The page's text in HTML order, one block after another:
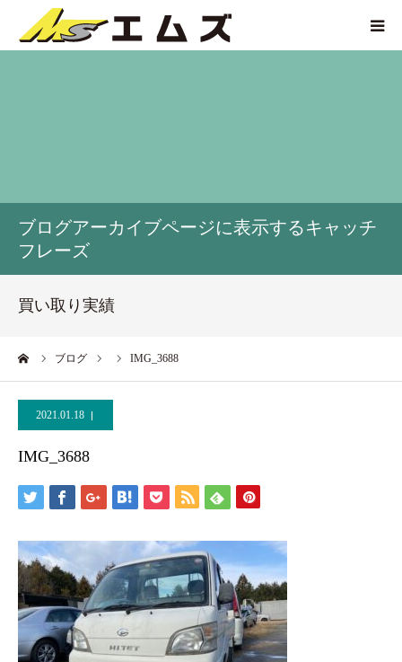
ブログアーカイブページに表示するキャッチ
フレーズ
買い取り実績
ブログ IMG_3688
2021.01.18
IMG_3688
サービス紹介
お問い合わせ